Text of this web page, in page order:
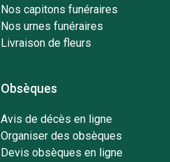
Nos capitons funéraires
Nos urnes funéraires
Livraison de fleurs
Obsèques
Avis de décès en ligne
Organiser des obsèques
Devis obsèques en ligne